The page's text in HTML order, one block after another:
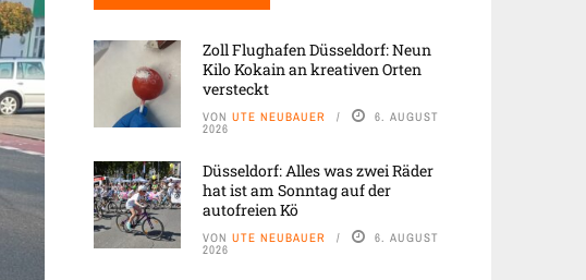
Zoll Flughafen Düsseldorf: Neun
Kilo Kokain an kreativen Orten
versteckt
VON UTE NEUBAUER 6. AUGUST
2026
Düsseldorf: Alles was zwei Räder
hat ist am Sonntag auf der
autofreien Kö
VON UTE NEUBAUER 6. AUGUST
2026